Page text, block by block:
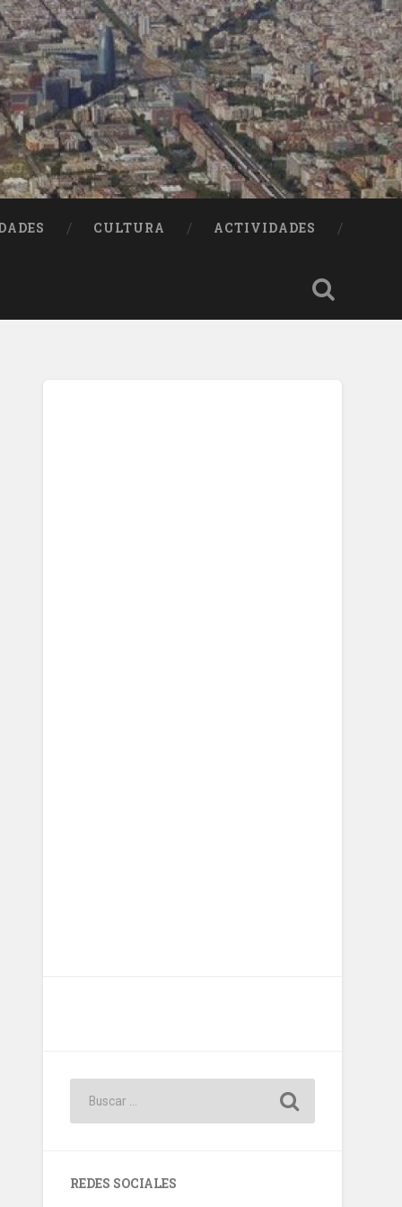
CULTURA ACTIVIDADES
REDES SOCIALES